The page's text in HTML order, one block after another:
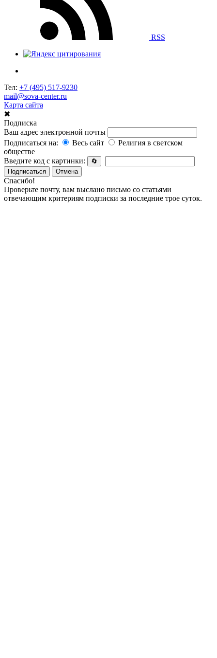
RSS
Тел: +7 (495) 517-9230
mail@sova-center.ru
Карта сайта
✖
Подписка
Ваш адрес электронной почты
Подписаться на:
Весь сайт
Религия в светском
обществе
Введите код с картинки:
🔄
Подписаться
Отмена
Спасибо!
Проверьте почту, вам выслано письмо со статьями
отвечающим критериям подписки за последние трое суток.